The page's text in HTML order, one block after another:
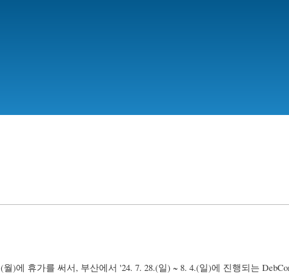
)에 휴가를 써서, 부산에서 '24. 7. 28.(일) ~ 8. 4.(일)에 진행되는